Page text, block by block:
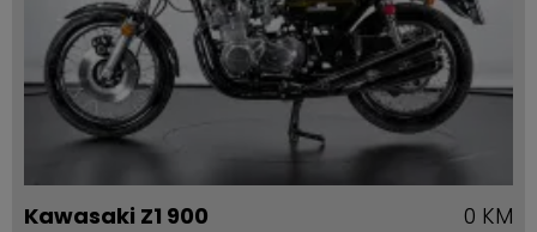
Kawasaki Z1 900 0 KM